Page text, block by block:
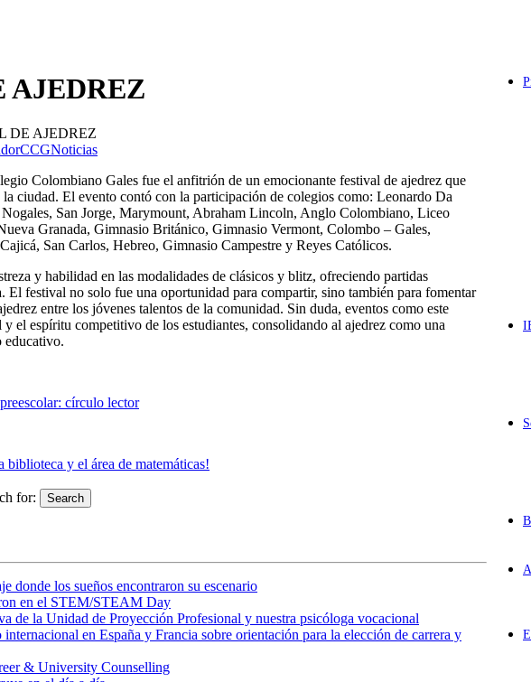
AJEDREZ
DE AJEDREZ
Noticias
Colombiano Gales fue el anfitrión de un emocionante festival de ajedrez que
la ciudad. El evento contó con la participación de colegios como: Leonardo Da
San Jorge, Marymount, Abraham Lincoln, Anglo Colombiano, Liceo
Granada, Gimnasio Británico, Gimnasio Vermont, Colombo – Gales,
San Carlos, Hebreo, Gimnasio Campestre y Reyes Católicos.
y habilidad en las modalidades de clásicos y blitz, ofreciendo partidas
El festival no solo fue una oportunidad para compartir, sino también para fomentar
entre los jóvenes talentos de la comunidad. Sin duda, eventos como este
el espíritu competitivo de los estudiantes, consolidando al ajedrez como una
educativo.
círculo lector
biblioteca y el área de matemáticas!
for:
Search
donde los sueños encontraron su escenario
en el STEM/STEAM Day
de la Unidad de Proyección Profesional y nuestra psicóloga vocacional
en España y Francia sobre orientación para la elección de carrera y
& University Counselling